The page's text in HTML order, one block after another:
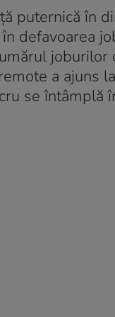
puternică în
defavoarea
a ajuns
se întâmplă